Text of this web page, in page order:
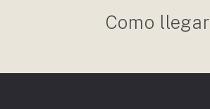
Como llegar